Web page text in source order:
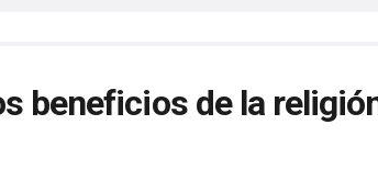
beneficios de la